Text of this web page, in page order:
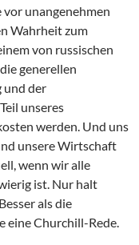
vor unangenehmen
Wahrheit zum
von russischen
generellen
und der
unseres
werden. Und uns
unsere Wirtschaft
wenn wir alle
ist. Nur halt
als die
eine Churchill-Rede.